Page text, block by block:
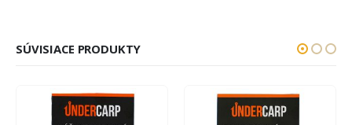
SÚVISIACE PRODUKTY